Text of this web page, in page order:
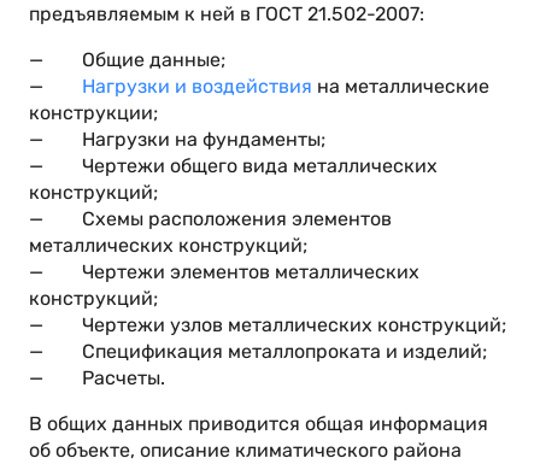
предъявляемым к ней в ГОСТ 21.502-2007:
— Общие данные;
— Нагрузки и воздействия на металлические
конструкции;
— Нагрузки на фундаменты;
— Чертежи общего вида металлических
конструкций;
— Схемы расположения элементов
металлических конструкций;
— Чертежи элементов металлических
конструкций;
— Чертежи узлов металлических конструкций;
— Спецификация металлопроката и изделий;
— Расчеты.
В общих данных приводится общая информация
об объекте, описание климатического района